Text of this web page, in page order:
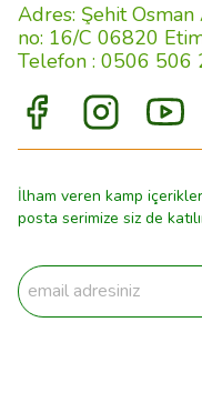
Adres: Şehit
no: 16/C 06820
Telefon : 0506 506
İlham veren kamp
posta serimize siz de